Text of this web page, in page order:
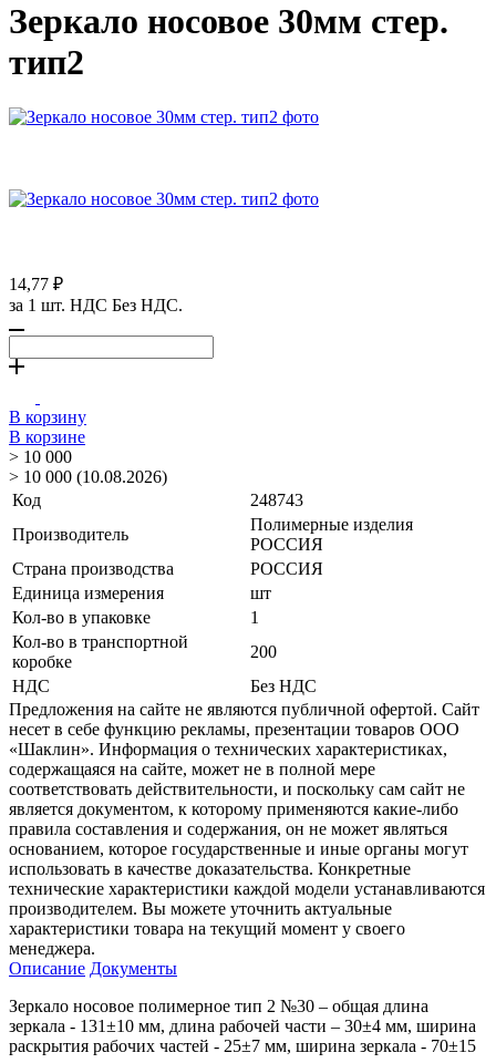
Зеркало носовое 30мм стер.
тип2
14,77 ₽
за 1 шт. НДС Без НДС.
В корзину
В корзине
> 10 000
> 10 000 (10.08.2026)
Код
248743
Производитель
Полимерные изделия
РОССИЯ
Страна производства
РОССИЯ
Единица измерения
шт
Кол-во в упаковке
1
Кол-во в транспортной
коробке
200
НДС
Без НДС
Предложения на сайте не являются публичной офертой. Сайт
несет в себе функцию рекламы, презентации товаров ООО
«Шаклин». Информация о технических характеристиках,
содержащаяся на сайте, может не в полной мере
соответствовать действительности, и поскольку сам сайт не
является документом, к которому применяются какие-либо
правила составления и содержания, он не может являться
основанием, которое государственные и иные органы могут
использовать в качестве доказательства. Конкретные
технические характеристики каждой модели устанавливаются
производителем. Вы можете уточнить актуальные
характеристики товара на текущий момент у своего
менеджера.
Описание Документы
Зеркало носовое полимерное тип 2 №30 – общая длина
зеркала - 131±10 мм, длина рабочей части – 30±4 мм, ширина
раскрытия рабочих частей - 25±7 мм, ширина зеркала - 70±15